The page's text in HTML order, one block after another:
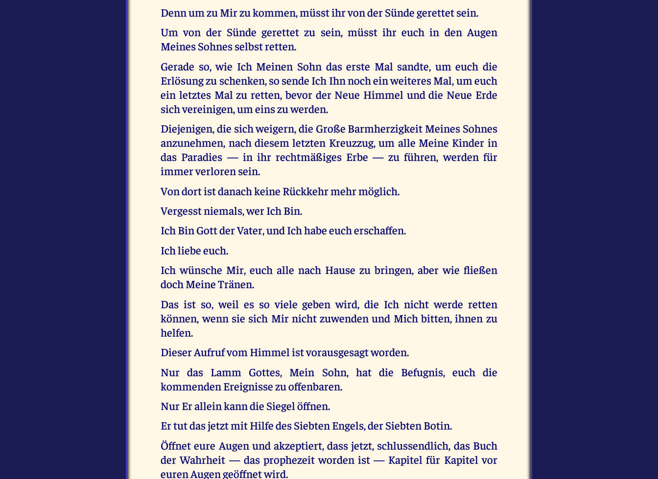
Denn um zu Mir zu kommen, müsst ihr von der Sünde gerettet sein.
Um von der Sünde gerettet zu sein, müsst ihr euch in den Augen
Meines Sohnes selbst retten.
Gerade so, wie Ich Meinen Sohn das erste Mal sandte, um euch die
Erlösung zu schenken, so sende Ich Ihn noch ein weiteres Mal, um euch
ein letztes Mal zu retten, bevor der Neue Himmel und die Neue Erde
sich vereinigen, um eins zu werden.
Diejenigen, die sich weigern, die Große Barmherzigkeit Meines Sohnes
anzunehmen, nach diesem letzten Kreuzzug, um alle Meine Kinder in
das Paradies — in ihr rechtmäßiges Erbe — zu führen, werden für
immer verloren sein.
Von dort ist danach keine Rückkehr mehr möglich.
Vergesst niemals, wer Ich Bin.
Ich Bin Gott der Vater, und Ich habe euch erschaffen.
Ich liebe euch.
Ich wünsche Mir, euch alle nach Hause zu bringen, aber wie fließen
doch Meine Tränen.
Das ist so, weil es so viele geben wird, die Ich nicht werde retten
können, wenn sie sich Mir nicht zuwenden und Mich bitten, ihnen zu
helfen.
Dieser Aufruf vom Himmel ist vorausgesagt worden.
Nur das Lamm Gottes, Mein Sohn, hat die Befugnis, euch die
kommenden Ereignisse zu offenbaren.
Nur Er allein kann die Siegel öffnen.
Er tut das jetzt mit Hilfe des Siebten Engels, der Siebten Botin.
Öffnet eure Augen und akzeptiert, dass jetzt, schlussendlich, das Buch
der Wahrheit — das prophezeit worden ist — Kapitel für Kapitel vor
euren Augen geöffnet wird.